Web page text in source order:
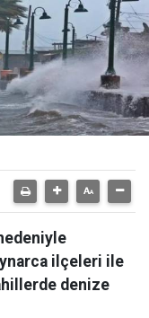
ilçeleri ile
denize